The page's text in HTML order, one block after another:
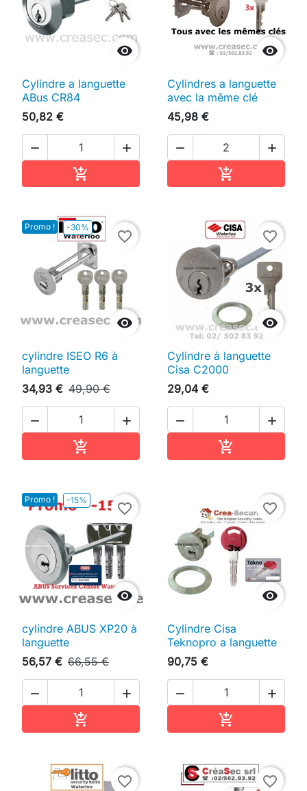

Cylindre a languette
ABus CR84
50,82 €
 


Cylindres a languette
avec la même clé
45,98 €
 

Promo ! -30%

favorite_border
cylindre ISEO R6 à
languette
34,93 € 49,90 €
 


favorite_border
Cylindre à languette
Cisa C2000
29,04 €
 

Promo ! -15%

favorite_border
cylindre ABUS XP20 à
languette
56,57 € 66,55 €
 


favorite_border
Cylindre Cisa
Teknopro a languette
90,75 €
 

favorite_border favorite_border